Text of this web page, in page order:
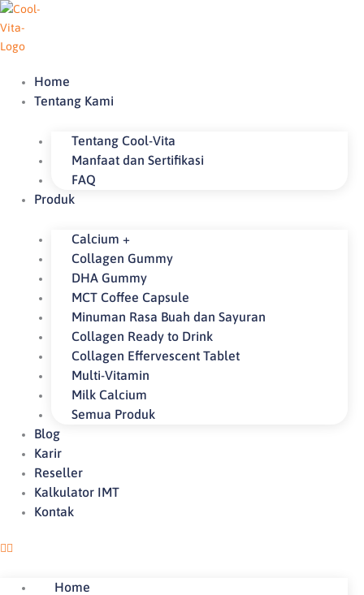
Lewati
ke
konten
Home
Tentang Kami
Tentang Cool-Vita
Manfaat dan Sertifikasi
FAQ
Produk
Calcium +
Collagen Gummy
DHA Gummy
MCT Coffee Capsule
Minuman Rasa Buah dan Sayuran
Collagen Ready to Drink
Collagen Effervescent Tablet
Multi-Vitamin
Milk Calcium
Semua Produk
Blog
Karir
Reseller
Kalkulator IMT
Kontak
Home